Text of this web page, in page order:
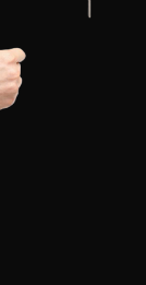
chei
cu
25 de ani in
despre
care:
chei